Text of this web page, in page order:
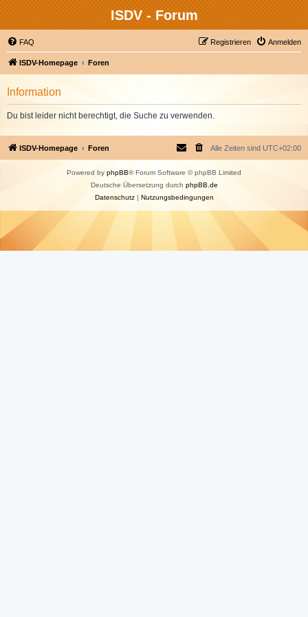
ISDV - Forum
FAQ Anmelden
Registrieren
ISDV-Homepage Foren
Information
Du bist leider nicht berechtigt, die Suche zu verwenden.
ISDV-Homepage Foren Alle Zeiten sind UTC+02:00
Powered by phpBB® Forum Software © phpBB Limited
Deutsche Übersetzung durch phpBB.de
Datenschutz| Nutzungsbedingungen